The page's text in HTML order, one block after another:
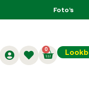
Foto’s
0